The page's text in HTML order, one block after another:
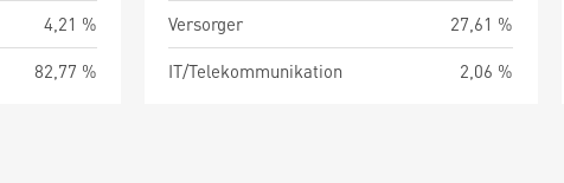
4,21 %
82,77 %
Versorger
27,61 %
IT/Telekommunikation
2,06 %